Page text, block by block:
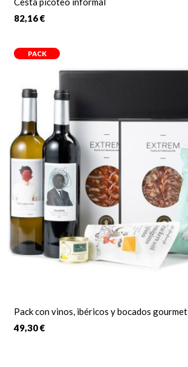
82,16 €
PACK
Pack con vinos, ibéricos y bocados gourmet
49,30 €